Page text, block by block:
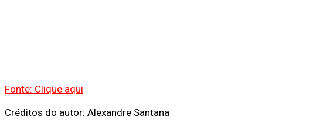
Fonte: Clique aqui
Créditos do autor: Alexandre Santana